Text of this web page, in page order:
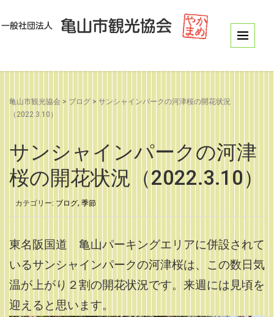
亀山市観光協会 > ブログ > サンシャインパークの河津桜の開花状況
（2022.3.10）
サンシャインパークの河津
桜の開花状況（2022.3.10）
カテゴリー: ブログ, 季節
東名阪国道 亀山パーキングエリアに併設されて
いるサンシャインパークの河津桜は、この数日気
温が上がり２割の開花状況です。来週には見頃を
迎えると思います。